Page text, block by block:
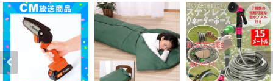
Previous Next